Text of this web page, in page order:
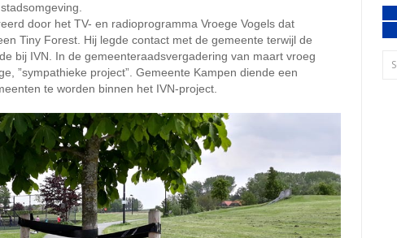
door het TV- en radioprogramma Vroege Vogels dat
Tiny Forest. Hij legde contact met de gemeente terwijl de
bij IVN. In de gemeenteraadsvergadering van maart vroeg
”sympathieke project”. Gemeente Kampen diende een
te worden binnen het IVN-project.